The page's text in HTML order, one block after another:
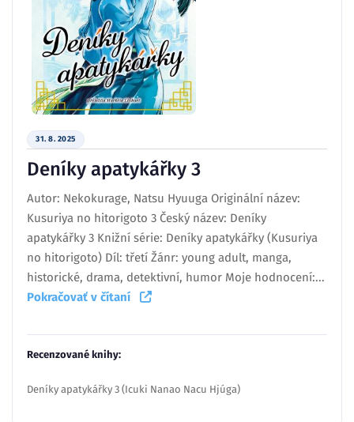
31. 8. 2025
Deníky apatykářky 3
Autor: Nekokurage, Natsu Hyuuga Originální název:
Kusuriya no hitorigoto 3 Český název: Deníky
apatykářky 3 Knižní série: Deníky apatykářky (Kusuriya
no hitorigoto) Díl: třetí Žánr: young adult, manga,
historické, drama, detektivní, humor Moje hodnocení:...
Pokračovať v čítaní
Recenzované knihy:
Deníky apatykářky 3 (Icuki Nanao Nacu Hjúga)